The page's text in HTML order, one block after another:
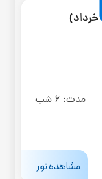
مدت: 6 شب
مشاهده تور